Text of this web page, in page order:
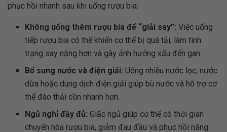
phục hồi nhanh sau khi uống rượu bia:
Không uống thêm rượu bia để “giải say”:Việc uống
tiếp rượu bia có thể khiến cơ thể bị quá tải, làm tình
trạng say nặng hơn và gây ảnh hưởng xấu đến gan.
Bổ sung nước và điện giải:Uống nhiều nước lọc, nước
dừa hoặc dung dịch điện giải giúp bù nước và hỗ trợ cơ
thể đào thải cồn nhanh hơn.
Ngủ nghỉ đầy đủ: Giấc ngủ giúp cơ thể có thời gian
chuyển hóa rượu bia, giảm đau đầu và phục hồi năng